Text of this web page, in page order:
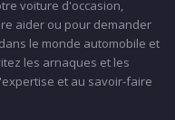
voiture d'occasion,
aider ou pour demander
le monde automobile et
les arnaques et les
et au savoir-faire